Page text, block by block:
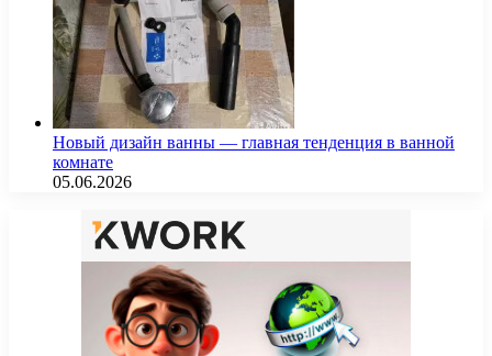
Новый дизайн ванны — главная тенденция в ванной
комнате
05.06.2026